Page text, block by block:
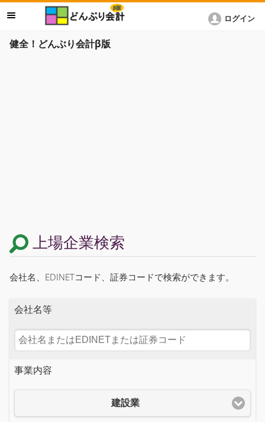
健全！どんぶり会計β版
ログイン
上場企業検索
会社名、EDINETコード、証券コードで検索ができます。
会社名等
事業内容
建設業